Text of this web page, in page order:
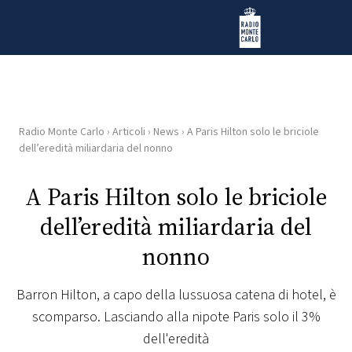
Radio Monte Carlo
HOME
RADIO
WEB
PLAYLIST
Radio Monte Carlo › Articoli › News › A Paris Hilton solo le briciole
dell’eredità miliardaria del nonno
A Paris Hilton solo le briciole
dell’eredità miliardaria del
nonno
Barron Hilton, a capo della lussuosa catena di hotel, è
scomparso. Lasciando alla nipote Paris solo il 3%
dell'eredità